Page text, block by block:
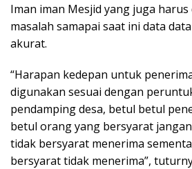
Iman iman Mesjid yang juga
masalah samapai saat ini data
akurat.
“Harapan kedepan untuk
digunakan sesuai dengan
pendamping desa, betul betul
betul orang yang bersyarat
tidak bersyarat menerima
bersyarat tidak menerima”,